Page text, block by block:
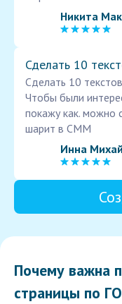
Никита
Сделать 10
Сделать 10
Чтобы были
покажу как.
шарит в СММ
Инна
Почему важна
страницы по